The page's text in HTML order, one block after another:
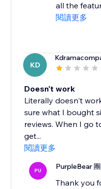
all the
閱讀更多
KD
Doesn't work
Literally doesn't
sure what I bought
reviews. When I go
get...
閱讀更多
PU PurpleBear
Thank you